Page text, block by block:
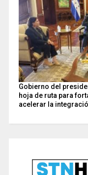
Gobierno del
hoja de ruta para
acelerar la